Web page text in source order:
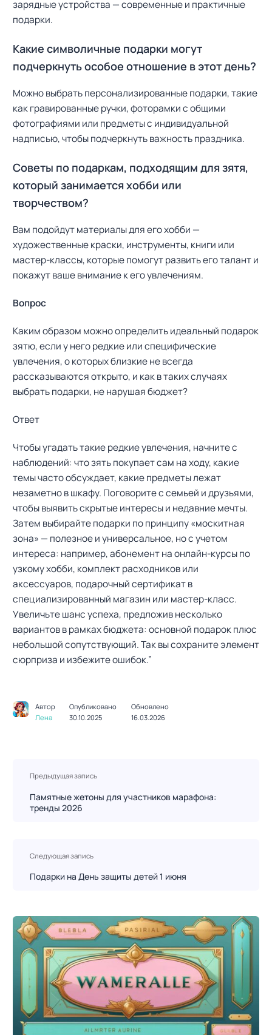
зарядные устройства — современные и практичные
подарки.
Какие символичные подарки могут
подчеркнуть особое отношение в этот день?
Можно выбрать персонализированные подарки, такие
как гравированные ручки, фоторамки с общими
фотографиями или предметы с индивидуальной
надписью, чтобы подчеркнуть важность праздника.
Советы по подаркам, подходящим для зятя,
который занимается хобби или
творчеством?
Вам подойдут материалы для его хобби —
художественные краски, инструменты, книги или
мастер-классы, которые помогут развить его талант и
покажут ваше внимание к его увлечениям.
Вопрос
Каким образом можно определить идеальный подарок
зятю, если у него редкие или специфические
увлечения, о которых близкие не всегда
рассказываются открыто, и как в таких случаях
выбрать подарки, не нарушая бюджет?
Ответ
Чтобы угадать такие редкие увлечения, начните с
наблюдений: что зять покупает сам на ходу, какие
темы часто обсуждает, какие предметы лежат
незаметно в шкафу. Поговорите с семьей и друзьями,
чтобы выявить скрытые интересы и недавние мечты.
Затем выбирайте подарки по принципу «москитная
зона» — полезное и универсальное, но с учетом
интереса: например, абонемент на онлайн-курсы по
узкому хобби, комплект расходников или
аксессуаров, подарочный сертификат в
специализированный магазин или мастер-класс.
Увеличьте шанс успеха, предложив несколько
вариантов в рамках бюджета: основной подарок плюс
небольшой сопутствующий. Так вы сохраните элемент
сюрприза и избежите ошибок.”
Автор
Лена
Опубликовано
30.10.2025
Обновлено
16.03.2026
о
з
Предыдущая запись
Памятные жетоны для участников марафона:
тренды 2026
Следующая запись
Подарки на День защиты детей 1 июня